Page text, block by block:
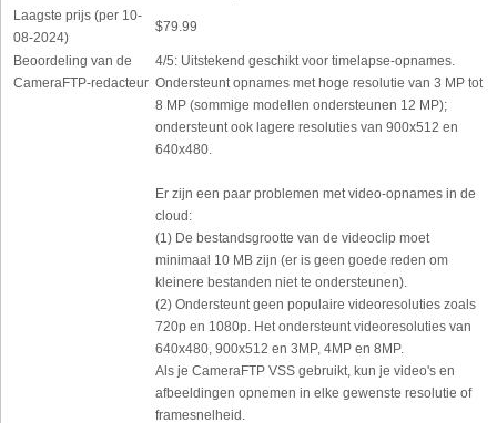
Laagste prijs (per 10-
08-2024)
$79.99
Beoordeling van de
CameraFTP-redacteur
4/5: Uitstekend geschikt voor timelapse-opnames.
Ondersteunt opnames met hoge resolutie van 3 MP tot
8 MP (sommige modellen ondersteunen 12 MP);
ondersteunt ook lagere resoluties van 900x512 en
640x480.
Er zijn een paar problemen met video-opnames in de
cloud:
(1) De bestandsgrootte van de videoclip moet
minimaal 10 MB zijn (er is geen goede reden om
kleinere bestanden niet te ondersteunen).
(2) Ondersteunt geen populaire videoresoluties zoals
720p en 1080p. Het ondersteunt videoresoluties van
640x480, 900x512 en 3MP, 4MP en 8MP.
Als je CameraFTP VSS gebruikt, kun je video's en
afbeeldingen opnemen in elke gewenste resolutie of
framesnelheid.